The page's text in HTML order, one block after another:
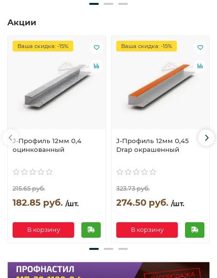
Акции
Ваша скидка: -15%
J-Профиль 12мм 0,4
оцинкованный
215.65 руб.
182.85 руб. /шт.
В корзину
Ваша скидка: -15%
J-Профиль 12мм 0,45
Drap окрашенный
323.73 руб.
274.50 руб. /шт.
В корзину